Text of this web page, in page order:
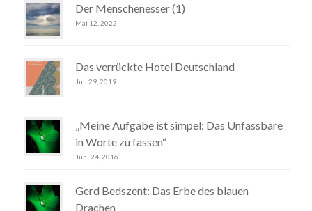
Der Menschenesser (1)
Mai 12, 2022
Das verrückte Hotel Deutschland
Juli 29, 2019
„Meine Aufgabe ist simpel: Das Unfassbare
in Worte zu fassen“
Juni 24, 2016
Gerd Bedszent: Das Erbe des blauen
Drachen